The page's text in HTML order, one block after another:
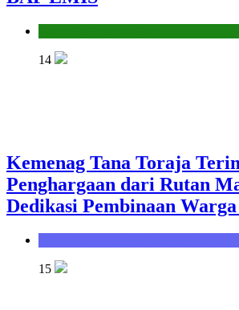
14
Kemenag Tana Toraja
Penghargaan dari Rutan
Dedikasi Pembinaan
15